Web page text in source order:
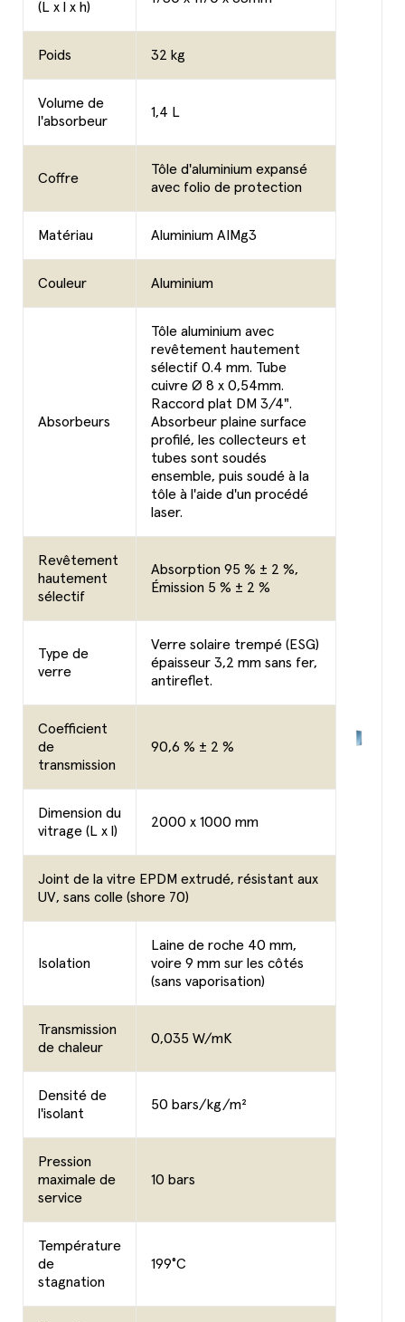
(L x l x h)
Poids 32 kg
Volume de
l'absorbeur
1,4 L
Coffre
Tôle d'aluminium expansé
avec folio de protection
Matériau Aluminium AIMg3
Couleur Aluminium
Absorbeurs
Tôle aluminium avec
revêtement hautement
sélectif 0.4 mm. Tube
cuivre Ø 8 x 0,54mm.
Raccord plat DM 3/4".
Absorbeur plaine surface
profilé, les collecteurs et
tubes sont soudés
ensemble, puis soudé à la
tôle à l'aide d'un procédé
laser.
Revêtement
hautement
sélectif
Absorption 95 % ± 2 %,
Émission 5 % ± 2 %
Type de
verre
Verre solaire trempé (ESG)
épaisseur 3,2 mm sans fer,
antireflet.
Coefficient
de
transmission
90,6 % ± 2 %
Dimension du
vitrage (L x l)
2000 x 1000 mm
Joint de la vitre EPDM extrudé, résistant aux
UV, sans colle (shore 70)
Isolation
Laine de roche 40 mm,
voire 9 mm sur les côtés
(sans vaporisation)
Transmission
de chaleur
0,035 W/mK
Densité de
l'isolant
50 bars/kg/m²
Pression
maximale de
service
10 bars
Température
de
stagnation
199°C